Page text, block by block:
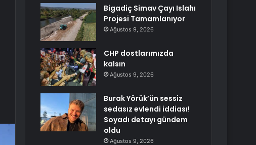
Bigadiç Simav Çayı Islahı
Projesi Tamamlanıyor
Ağustos 9, 2026
CHP dostlarımızda
kalsın
Ağustos 9, 2026
Burak Yörük’ün sessiz
sedasız evlendi iddiası!
Soyadı detayı gündem
oldu
Ağustos 9, 2026